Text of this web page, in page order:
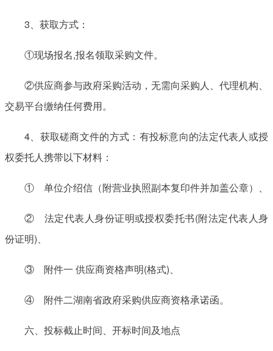
3、获取方式：
①现场报名,报名领取采购文件。
②供应商参与政府采购活动，无需向采购人、代理机构、
交易平台缴纳任何费用。
4、获取磋商文件的方式：有投标意向的法定代表人或授
权委托人携带以下材料：
① 单位介绍信（附营业执照副本复印件并加盖公章）、
② 法定代表人身份证明或授权委托书(附法定代表人身
份证明)、
③ 附件一 供应商资格声明(格式)、
④ 附件二湖南省政府采购供应商资格承诺函。
六、投标截止时间、开标时间及地点